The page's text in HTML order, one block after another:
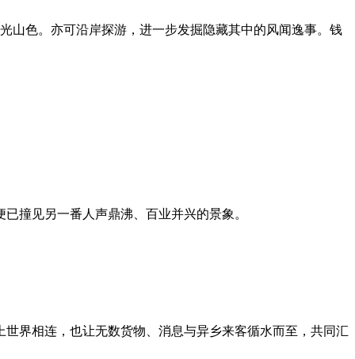
山色。亦可沿岸探游，进一步发掘隐藏其中的风闻逸事。钱
撞见另一番人声鼎沸、百业并兴的景象。
界相连，也让无数货物、消息与异乡来客循水而至，共同汇